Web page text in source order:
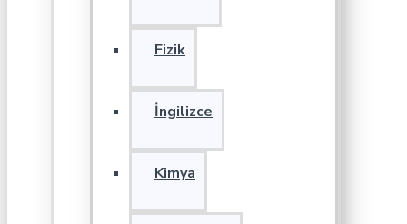
Fizik
İngilizce
Kimya